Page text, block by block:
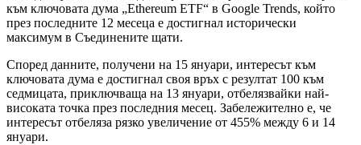
към ключовата дума „Ethereum ETF“ в Google Trends, който
през последните 12 месеца е достигнал исторически
максимум в Съединените щати.
Според данните, получени на 15 януари, интересът към
ключовата дума е достигнал своя връх с резултат 100 към
седмицата, приключваща на 13 януари, отбелязвайки най-
високата точка през последния месец. Забележително е, че
интересът отбеляза рязко увеличение от 455% между 6 и 14
януари.